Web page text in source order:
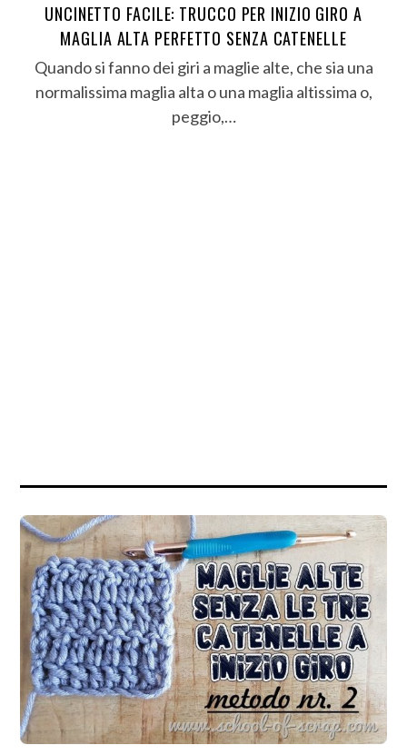
UNCINETTO FACILE: TRUCCO PER INIZIO GIRO A
MAGLIA ALTA PERFETTO SENZA CATENELLE
Quando si fanno dei giri a maglie alte, che sia una
normalissima maglia alta o una maglia altissima o,
peggio,…